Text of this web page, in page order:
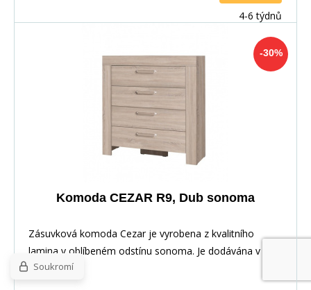
4-6 týdnů
-30%
Komoda CEZAR R9, Dub sonoma
Zásuvková komoda Cezar je vyrobena z kvalitního
lamina v oblíbeném odstínu sonoma. Je dodávána v
dem
Soukromí